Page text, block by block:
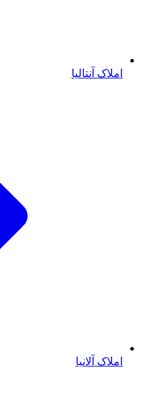
املاک آنتالیا
املاک آلانیا